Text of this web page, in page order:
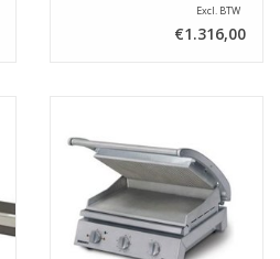
Excl. BTW
€1.316,00